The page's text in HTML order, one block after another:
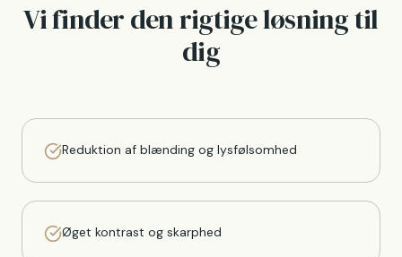
Vi finder den rigtige løsning til
dig
Reduktion af blænding og lysfølsomhed
Øget kontrast og skarphed